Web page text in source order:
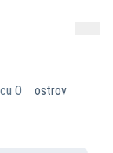
O ostrov